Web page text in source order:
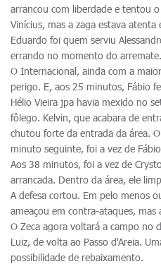
arrancou com liberdade e tentou
Vinícius, mas a zaga estava
Eduardo foi quem serviu
errando no momento do arremate.
O Internacional, ainda com a
perigo. E, aos 25 minutos, Fábio
Hélio Vieira jpa havia mexido no
fôlego. Kelvin, que acabara de
chutou forte da entrada da área.
minuto seguinte, foi a vez de
Aos 38 minutos, foi a vez de
arrancada. Dentro da área, ele
A defesa cortou. Em pelo menos
ameaçou em contra-ataques,
O Zeca agora voltará a campo no
Luiz, de volta ao Passo d'Areia.
possibilidade de rebaixamento.